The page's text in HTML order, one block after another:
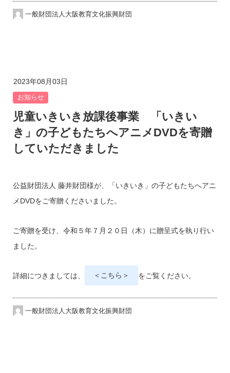
一般財団法人大阪教育文化振興財団
2023年08月03日
お知らせ
児童いきいき放課後事業 「いきい
き」の子どもたちへアニメDVDを寄贈
していただきました
公益財団法人 藤井財団様が、「いきいき」の子どもたちへアニ
メDVDをご寄贈くださいました。
ご寄贈を受け、令和５年７月２０日（木）に贈呈式を執り行い
ました。
詳細につきましては、 ＜こちら＞ をご覧ください。
一般財団法人大阪教育文化振興財団